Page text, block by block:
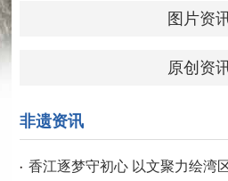
图片资
原创资
非遗资讯
香江逐梦守初心 以文聚力绘